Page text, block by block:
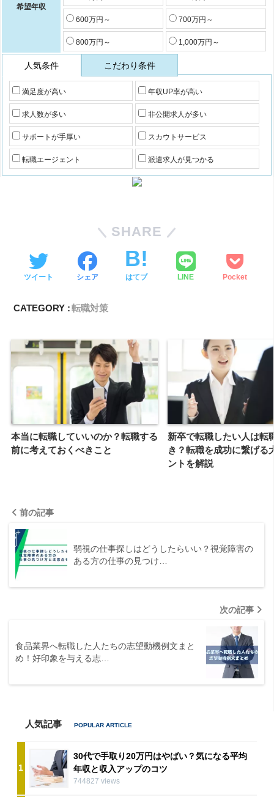
希望年収
600万円～ 700万円～
800万円～ 1,000万円～
人気条件 こだわり条件
満足度が高い 年収UP率が高い
求人数が多い 非公開求人が多い
サポートが手厚い スカウトサービス
転職エージェント 派遣求人が見つかる
SHARE
ツイート シェア はてブ LINE Pocket
CATEGORY :転職対策
本当に転職していいのか？転職する
前に考えておくべきこと
新卒で転職したい人は転
き？転職を成功に繋げる
ントを解説
前の記事
弱視の仕事探しはどうしたらいい？視覚障害の
ある方の仕事の見つけ…
次の記事
食品業界へ転職した人たちの志望動機例文まと
め！好印象を与える志…
人気記事
1
30代で手取り20万円はやばい？気になる平均
年収と収入アップのコツ
744827 views